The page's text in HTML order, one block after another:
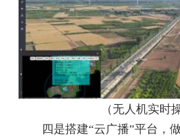
（无人机实时
四是搭建“云广播”平台，